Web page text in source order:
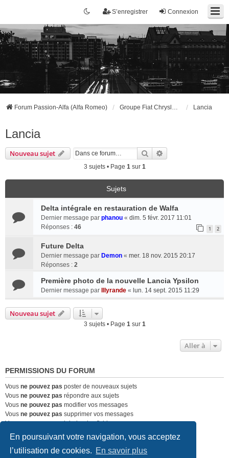
En poursuivant votre navigation, vous acceptez
l’utilisation de cookies. En savoir plus
Connexion
S’enregistrer
Forum Passion-Alfa (Alfa Romeo) Groupe Fiat Chrysler Automobiles Lancia
Lancia
Nouveau sujet Rechercher
3 sujets • Page 1sur 1
Sujets
Delta intégrale en restauration de Walfa
Dernier message par phanou « dim. 5 févr. 2017 11:01
Réponses : 46 1 2
Future Delta
Dernier message par Demon « mer. 18 nov. 2015 20:17
Réponses : 2
Première photo de la nouvelle Lancia Ypsilon
Dernier message par Illyrande « lun. 14 sept. 2015 11:29
Nouveau sujet
3 sujets • Page 1sur 1
Aller à
PERMISSIONS DU FORUM
Vous ne pouvez pas poster de nouveaux sujets
Vous ne pouvez pas répondre aux sujets
Vous ne pouvez pas modifier vos messages
Vous ne pouvez pas supprimer vos messages
Vousne pouvez pasjoindre des fichiers